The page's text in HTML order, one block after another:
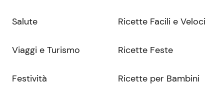
Salute
Viaggi e Turismo
Festività
Ricette Facili e Veloci
Ricette Feste
Ricette per Bambini